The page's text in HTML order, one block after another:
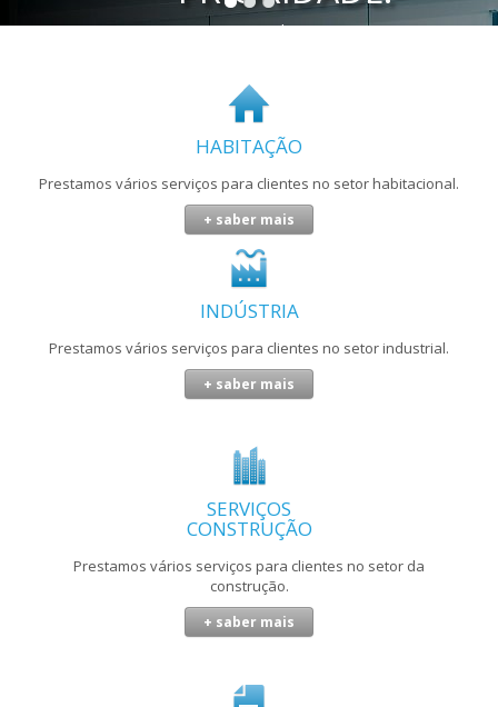
Inspeção de
HABITAÇÃO
Prestamos vários serviços para clientes no setor habitacional.
+ saber mais
INDÚSTRIA
Prestamos vários serviços para clientes no setor industrial.
+ saber mais
SERVIÇOS
CONSTRUÇÃO
Prestamos vários serviços para clientes no setor da
construção.
+ saber mais